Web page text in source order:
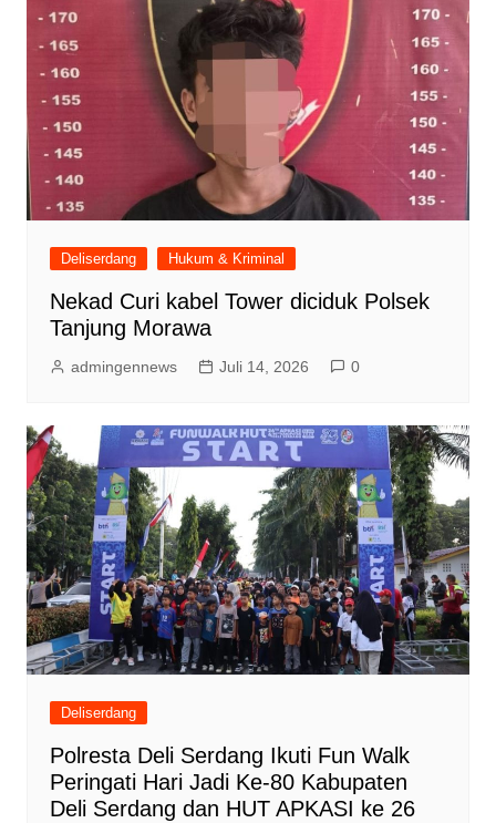
Deliserdang Hukum & Kriminal
Nekad Curi kabel Tower diciduk Polsek
Tanjung Morawa
admingennews Juli 14, 2026 0
Deliserdang
Polresta Deli Serdang Ikuti Fun Walk
Peringati Hari Jadi Ke-80 Kabupaten
Deli Serdang dan HUT APKASI ke 26